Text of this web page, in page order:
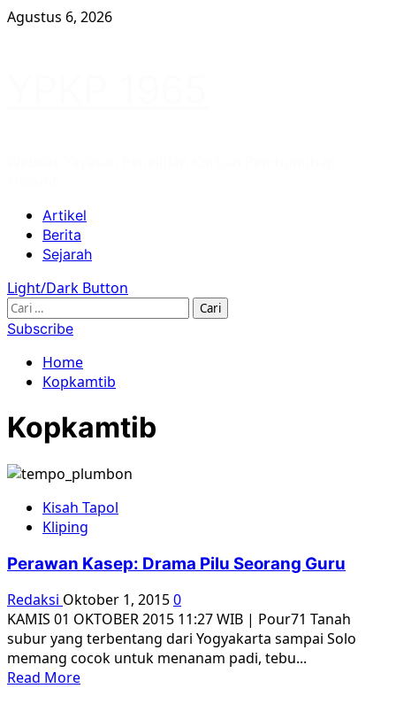
Skip
Agustus 6, 2026
Primary
Menu
Artikel
Berita
Sejarah
Light/Dark Button
Cari
untuk:
Subscribe
Home
Kopkamtib
Kopkamtib
Kisah Tapol
Kliping
Perawan Kasep: Drama Pilu Seorang Guru
Redaksi Oktober 1, 20150
KAMIS 01 OKTOBER 2015 11:27 WIB | Pour71 Tanah
subur yang terbentang dari Yogyakarta sampai Solo
memang cocok untuk menanam padi, tebu...
Read MoreRead